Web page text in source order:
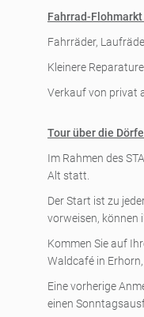
Fahrrad-Flohmarkt
Fahrräder,
Kleinere
Verkauf von privat
Tour über die
Im Rahmen des
Alt statt.
Der Start ist zu
vorweisen, können
Kommen Sie auf
Waldcafé in
Eine vorherige
einen